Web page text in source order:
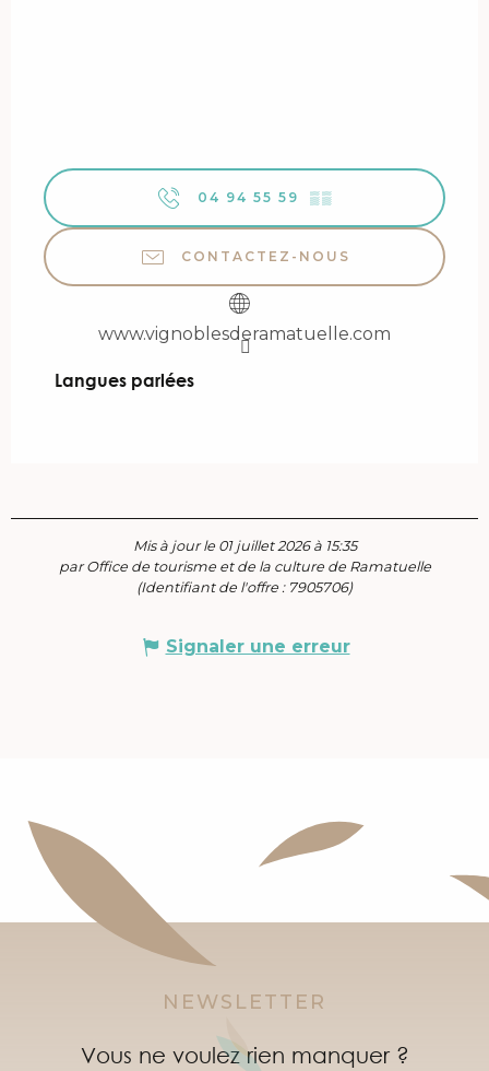
04 94 55 59 ▒▒
CONTACTEZ-NOUS
www.vignoblesderamatuelle.com
Langues parlées
Langues parlées
Mis à jour le 01 juillet 2026 à 15:35
par Office de tourisme et de la culture de Ramatuelle
(Identifiant de l'offre : 7905706)
Signaler une erreur
NEWSLETTER
Vous ne voulez rien manquer ?